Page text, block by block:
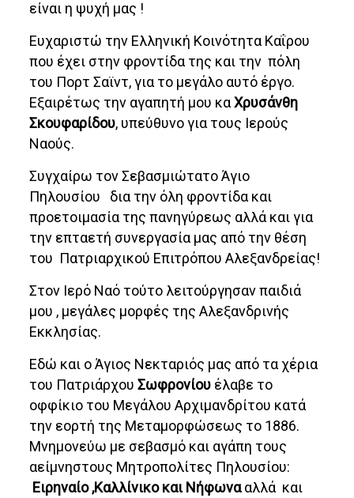
είναι η ψυχή μας !
Ευχαριστώ την Ελληνική Κοινότητα Καΐρου
που έχει στην φροντίδα της και την πόλη
του Πορτ Σαϊντ, για το μεγάλο αυτό έργο.
Εξαιρέτως την αγαπητή μου καΧρυσάνθη
Σκουφαρίδου, υπεύθυνο για τους Ιερούς
Ναούς.
Συγχαίρω τον Σεβασμιώτατο Άγιο
Πηλουσίου δια την όλη φροντίδα και
προετοιμασία της πανηγύρεως αλλά και για
την επταετή συνεργασία μας από την θέση
του Πατριαρχικού Επιτρόπου Αλεξανδρείας!
Στον Ιερό Ναό τούτο λειτούργησαν παιδιά
μου , μεγάλες μορφές της Αλεξανδρινής
Εκκλησίας.
Εδώ και ο Άγιος Νεκταριός μας από τα χέρια
του ΠατριάρχουΣωφρονίου έλαβε το
οφφίκιο του Μεγάλου Αρχιμανδρίτου κατά
την εορτή της Μεταμορφώσεως το 1886.
Μνημονεύω με σεβασμό και αγάπη τους
αείμνηστους Μητροπολίτες Πηλουσίου:
Ειρηναίο ,Καλλίνικο και Νήφωνααλλά και